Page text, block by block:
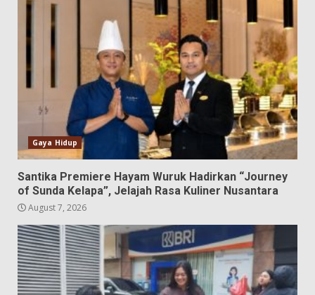
Gaya Hidup
Santika Premiere Hayam Wuruk Hadirkan “Journey
of Sunda Kelapa”, Jelajah Rasa Kuliner Nusantara
August 7, 2026